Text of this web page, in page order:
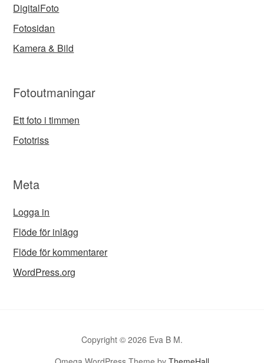
DigitalFoto
Fotosidan
Kamera & Bild
Fotoutmaningar
Ett foto i timmen
Fototriss
Meta
Logga in
Flöde för inlägg
Flöde för kommentarer
WordPress.org
Copyright © 2026 Eva B M.